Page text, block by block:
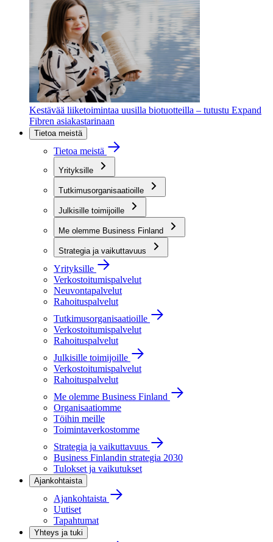
Kestävää liiketoimintaa uusilla biotuotteilla – tutustu Expand
Fibren asiakastarinaan
Tietoa meistä
Tietoa meistä
Yrityksille
Tutkimusorganisaatioille
Julkisille toimijoille
Me olemme Business Finland
Strategia ja vaikuttavuus
Yrityksille
Verkostoitumispalvelut
Neuvontapalvelut
Rahoituspalvelut
Tutkimusorganisaatioille
Verkostoitumispalvelut
Rahoituspalvelut
Julkisille toimijoille
Verkostoitumispalvelut
Rahoituspalvelut
Me olemme Business Finland
Organisaatiomme
Töihin meille
Toimintaverkostomme
Strategia ja vaikuttavuus
Business Finlandin strategia 2030
Tulokset ja vaikutukset
Ajankohtaista
Ajankohtaista
Uutiset
Tapahtumat
Yhteys ja tuki